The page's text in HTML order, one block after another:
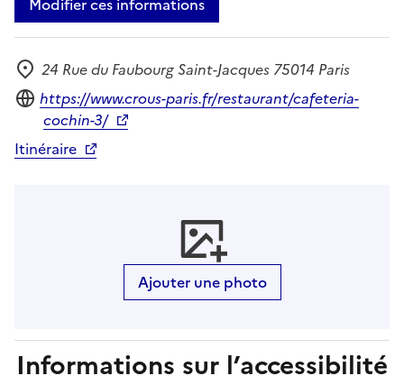
Adresse
24 Rue du Faubourg Saint-Jacques 75014 Paris
Site internet
https://www.crous-paris.fr/restaurant/cafeteria-
cochin-3/
Itinéraire
Ajouter une photo
Informations sur l’accessibilité